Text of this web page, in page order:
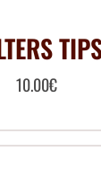
10.00€